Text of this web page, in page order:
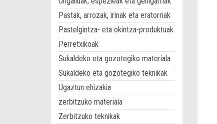
Pastak, arrozak, irinak eta eratorriak
Pastelgintza- eta okintza-produktuak
Perretxikoak
Sukaldeko eta gozotegiko materiala
Sukaldeko eta gozotegiko teknikak
Ugaztun ehizakia
zerbitzuko materiala
Zerbitzuko teknikak